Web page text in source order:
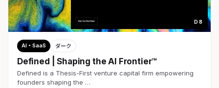
D 8
AI・SaaS ダーク
Defined | Shaping the AI Frontier™
Defined is a Thesis-First venture capital firm empowering
founders shaping the …